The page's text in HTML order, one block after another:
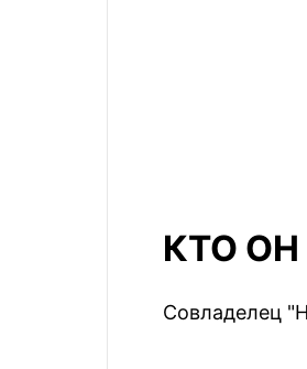
КТО ОН
Совладелец